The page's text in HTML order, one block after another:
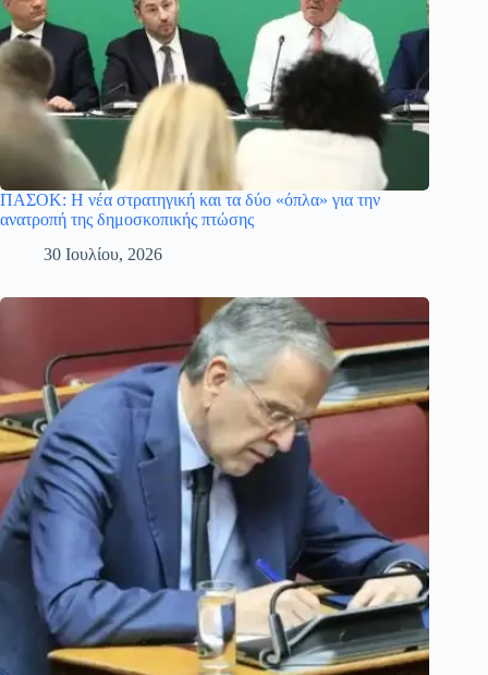
ΠΑΣΟΚ: Η νέα στρατηγική και τα δύο «όπλα» για την
ανατροπή της δημοσκοπικής πτώσης
30 Ιουλίου, 2026